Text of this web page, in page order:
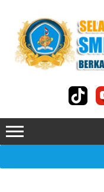
content